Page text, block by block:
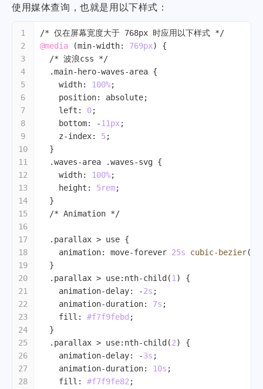
使用媒体查询，也就是用以下样式：
1
2
3
4
5
6
7
8
9
10
11
12
13
14
15
16
17
18
19
20
21
22
23
24
25
26
27
28
/* 仅在屏幕宽度大于 768px 时应用以下样式 */
@media (min-width: 769px) {
/* 波浪css */
.main-hero-waves-area {
width: 100%;
position: absolute;
left : 0;
bottom: -11px;
z-index: 5;
  }
.waves-area
.waves-svg {
width: 100%;
height : 5rem;
  }
/* Animation */
.parallax > use {
animation: move-forever 25s cubic-bezier(
  }
.parallax > use:nth-child (1 ) {
animation-delay: -2s ;
animation-duration: 7s ;
fill : #f7f9febd ;
  }
.parallax > use:nth-child (2) {
animation-delay: -3s ;
animation-duration: 10s ;
fill : #f7f9fe82 ;